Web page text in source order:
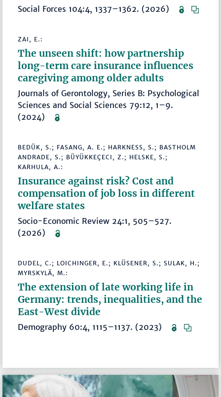
Social Forces 104:4, 1337–1362. (2026)
ZAI, E.:
The unseen shift: how partnership
long-term care insurance influences
caregiving among older adults
Journals of Gerontology, Series B: Psychological
Sciences and Social Sciences 79:12, 1–9.
(2024)
BEDÜK, S.; FASANG, A. E.; HARKNESS, S.; BASTHOLM
ANDRADE, S.; BÜYÜKKEÇECI, Z.; HELSKE, S.;
KARHULA, A.:
Insurance against risk? Cost and
compensation of job loss in different
welfare states
Socio-Economic Review 24:1, 505–527.
(2026)
DUDEL, C.; LOICHINGER, E.; KLÜSENER, S.; SULAK, H.;
MYRSKYLÄ, M.:
The extension of late working life in
Germany: trends, inequalities, and the
East-West divide
Demography 60:4, 1115–1137. (2023)